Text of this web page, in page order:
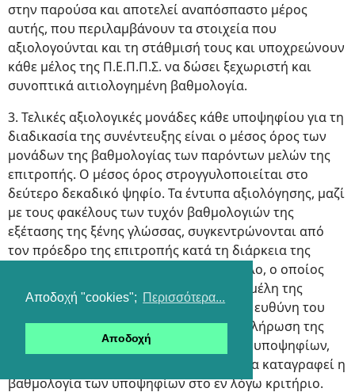
Αποδοχή "cookies"; Περισσότερα...
Αποδοχή
στην παρούσα και αποτελεί αναπόσπαστο μέρος
αυτής, που περιλαμβάνουν τα στοιχεία που
αξιολογούνται και τη στάθμισή τους και υποχρεώνουν
κάθε μέλος της Π.Ε.Π.Π.Σ. να δώσει ξεχωριστή και
συνοπτικά αιτιολογημένη βαθμολογία.
3. Τελικές αξιολογικές μονάδες κάθε υποψηφίου για τη
διαδικασία της συνέντευξης είναι ο μέσος όρος των
μονάδων της βαθμολογίας των παρόντων μελών της
επιτροπής. Ο μέσος όρος στρογγυλοποιείται στο
δεύτερο δεκαδικό ψηφίο. Τα έντυπα αξιολόγησης, μαζί
με τους φακέλους των τυχόν βαθμολογιών της
εξέτασης της ξένης γλώσσας, συγκεντρώνονται από
τον πρόεδρο της επιτροπής κατά τη διάρκεια της
συνεδρίασης και φυλάσσονται σε φάκελο, ο οποίος
μονογράφεται από τον πρόεδρο και τα μέλη της
επιτροπής. Οι φάκελοι φυλάσσονται με ευθύνη του
προέδρου της Π.Ε.Π.Π.Σ. μέχρι την ολοκλήρωση της
διαδικασίας της συνέντευξης όλων των υποψηφίων,
οπότε αποσφραγίζονται προκειμένου να καταγραφεί η
βαθμολογία των υποψηφίων στο εν λόγω κριτήριο.